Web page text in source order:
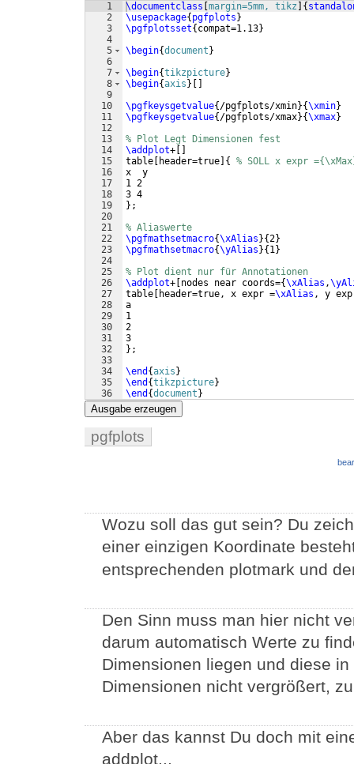
1
2
3
4
5
6
7
8
9
10
11
12
13
14
15
16
17
18
19
20
21
22
23
24
25
26
27
28
29
30
31
32
33
34
35
36
\documentclass margin=5mm, tikz {
\usepackage{ pgfplots }
\pgfplotsset{ compat=1.13}
\begin{document }
\begin{tikzpicture}
\begin{axis }
\pgfkeysgetvalue{ /pgfplots/xmin}{\xmin}
\pgfkeysgetvalue{ /pgfplots/xmax}{\xmax}
% Plot Legt Dimensionen fest
\addplot+
table
header=true {
% SOLL x expr
x  y
1 2
3 4
} ;
% Aliaswerte
\pgfmathsetmacro{\xAlias }{2}
\pgfmathsetmacro{\yAlias }{ 1}
% Plot dient nur für Annotationen
\addplot+ nodes near coords={\xAlias ,
table
header=true, x expr =\xAlias , y
a
1
2
3
} ;
\end {axis }
\end {tikzpicture}
\end {document }
Ausgabe erzeugen
pgfplots
Wozu soll das gut sein? Du
einer einzigen Koordinate
entsprechenden plotmark und
Den Sinn muss man hier nicht
darum automatisch Werte zu
Dimensionen liegen und diese
Dimensionen nicht vergrößert,
Aber das kannst Du doch mit
addplot...